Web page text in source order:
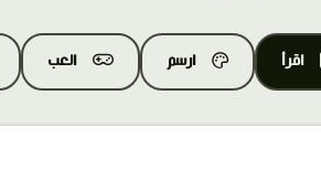
اقرأ ارسم العب